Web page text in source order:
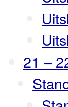
21 –